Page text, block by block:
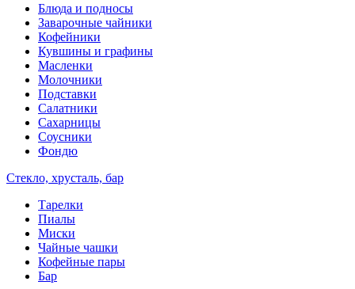
Блюда и подносы
Заварочные чайники
Кофейники
Кувшины и графины
Масленки
Молочники
Подставки
Салатники
Сахарницы
Соусники
Фондю
Стекло, хрусталь, бар
Тарелки
Пиалы
Миски
Чайные чашки
Кофейные пары
Бар